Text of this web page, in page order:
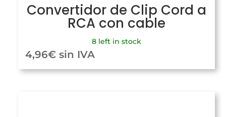
Convertidor de Clip Cord a
RCA con cable
8 left in stock
4,96€ sin IVA